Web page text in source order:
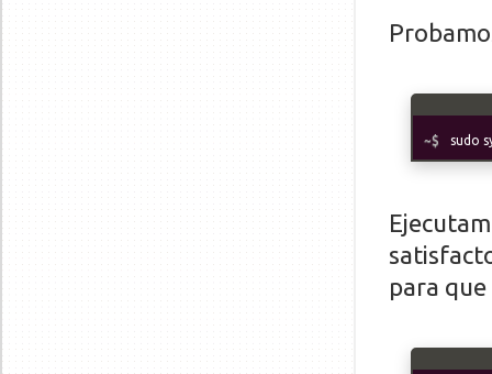
sudo
para